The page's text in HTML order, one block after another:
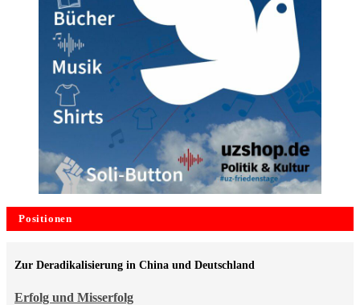
Positionen
Erfolg und Misserfolg
Zur Deradikalisierung in China und Deutschland